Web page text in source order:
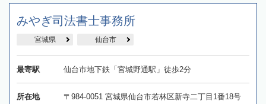
みやぎ司法書士事務所
宮城県 仙台市
最寄駅 仙台市地下鉄「宮城野通駅」徒歩2分
所在地
〒984-0051 宮城県仙台市若林区新寺二丁目1番18号